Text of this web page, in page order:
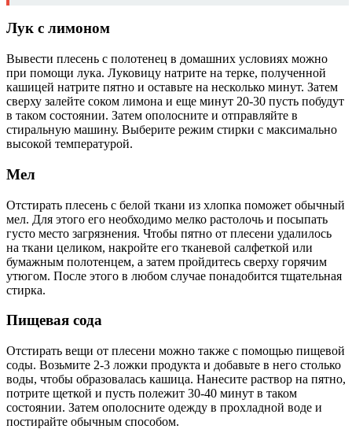
Лук с лимоном
Вывести плесень с полотенец в домашних условиях можно
при помощи лука. Луковицу натрите на терке, полученной
кашицей натрите пятно и оставьте на несколько минут. Затем
сверху залейте соком лимона и еще минут 20-30 пусть побудут
в таком состоянии. Затем ополосните и отправляйте в
стиральную машину. Выберите режим стирки с максимально
высокой температурой.
Мел
Отстирать плесень с белой ткани из хлопка поможет обычный
мел. Для этого его необходимо мелко растолочь и посыпать
густо место загрязнения. Чтобы пятно от плесени удалилось
на ткани целиком, накройте его тканевой салфеткой или
бумажным полотенцем, а затем пройдитесь сверху горячим
утюгом. После этого в любом случае понадобится тщательная
стирка.
Пищевая сода
Отстирать вещи от плесени можно также с помощью пищевой
соды. Возьмите 2-3 ложки продукта и добавьте в него столько
воды, чтобы образовалась кашица. Нанесите раствор на пятно,
потрите щеткой и пусть полежит 30-40 минут в таком
состоянии. Затем ополосните одежду в прохладной воде и
постирайте обычным способом.